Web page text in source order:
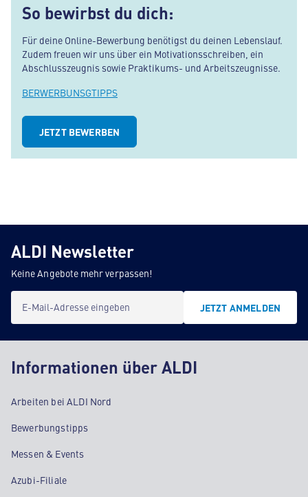
So bewirbst du dich:
Für deine Online-Bewerbung benötigst du deinen Lebenslauf.
Zudem freuen wir uns über ein Motivationsschreiben, ein
Abschlusszeugnis sowie Praktikums- und Arbeitszeugnisse.
BERWERBUNSGTIPPS
JETZT BEWERBEN
ALDI Newsletter
Keine Angebote mehr verpassen!
E-Mail-Adresse eingeben JETZT ANMELDEN
Informationen über ALDI
Arbeiten bei ALDI Nord
Bewerbungstipps
Messen & Events
Azubi-Filiale